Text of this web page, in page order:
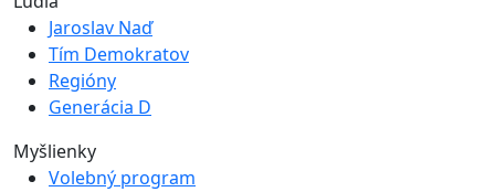
Jaroslav Naď
Tím Demokratov
Regióny
Generácia D
Myšlienky
Volebný program